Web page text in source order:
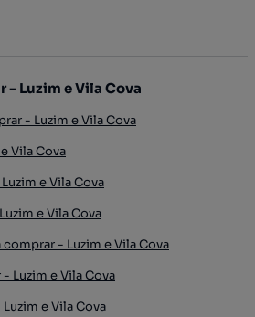
- Luzim e Vila Cova
- Luzim e Vila Cova
Vila Cova
e Vila Cova
e Vila Cova
- Luzim e Vila Cova
Luzim e Vila Cova
e Vila Cova